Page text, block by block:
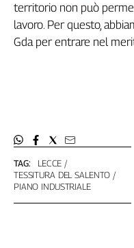
Abruzzo-
Molise
Alto
Romagna
Friuli
Venezia
Giulia
TAG:
LECCE
TESSITURA DEL SALENTO
PIANO INDUSTRIALE
territorio non può
lavoro. Per questo,
Gda per entrare nel